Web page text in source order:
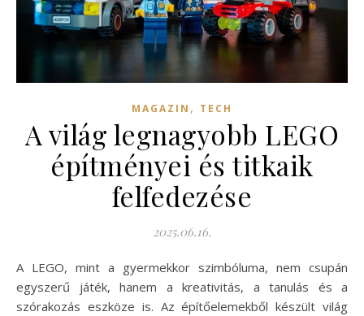
MAGAZIN , TECH
A világ legnagyobb LEGO
építményei és titkaik
felfedezése
2025.06.16.
A LEGO, mint a gyermekkor szimbóluma, nem csupán
egyszerű játék, hanem a kreativitás, a tanulás és a
szórakozás eszköze is. Az építőelemekből készült világ